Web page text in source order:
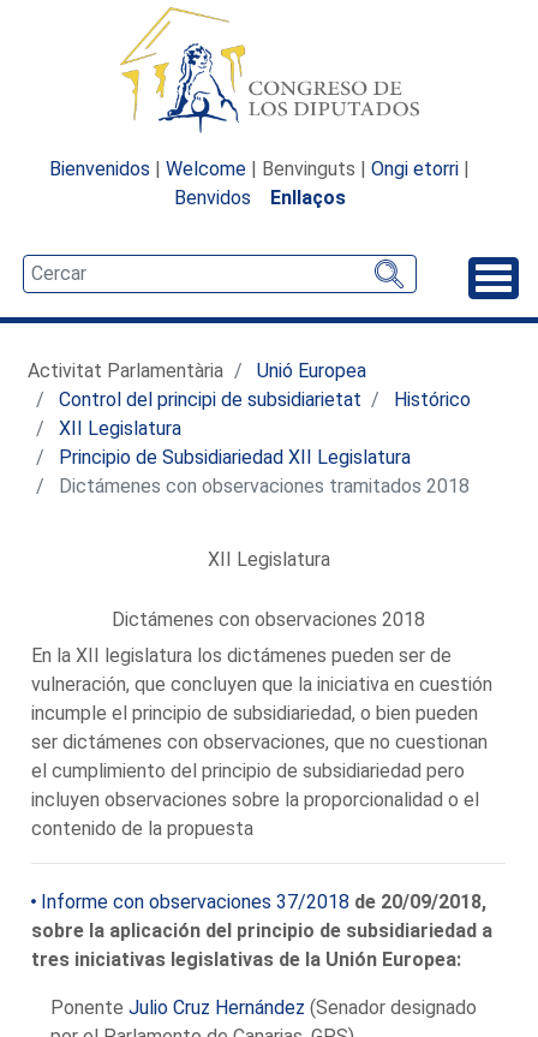
Bienvenidos | Welcome | Benvinguts | Ongi etorri |
Benvidos
Enllaços
Activitat Parlamentària
Unió Europea
Control del principi de subsidiarietat
Histórico
XII Legislatura
Principio de Subsidiariedad XII Legislatura
Dictámenes con observaciones tramitados 2018
XII Legislatura
Dictámenes con observaciones 2018
En la XII legislatura los dictámenes pueden ser de
vulneración, que concluyen que la iniciativa en cuestión
incumple el principio de subsidiariedad, o bien pueden
ser dictámenes con observaciones, que no cuestionan
el cumplimiento del principio de subsidiariedad pero
incluyen observaciones sobre la proporcionalidad o el
contenido de la propuesta
Informe con observaciones 37/2018 de 20/09/2018,
sobre la aplicación del principio de subsidiariedad a
tres iniciativas legislativas de la Unión Europea:
PonenteJulio Cruz Hernández (Senador designado